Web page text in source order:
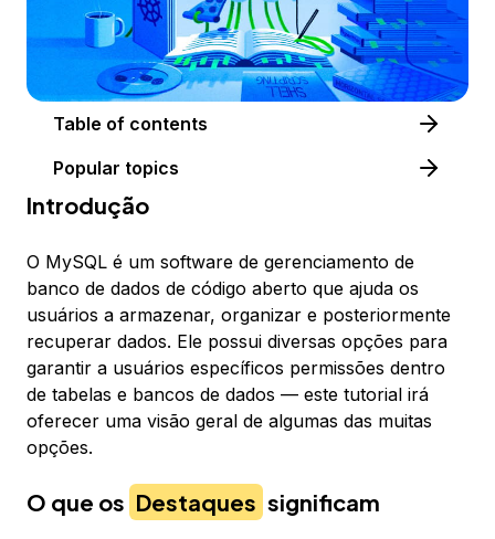
Table of contents
Popular topics
Introdução
O MySQL é um software de gerenciamento de
banco de dados de código aberto que ajuda os
usuários a armazenar, organizar e posteriormente
recuperar dados. Ele possui diversas opções para
garantir a usuários específicos permissões dentro
de tabelas e bancos de dados — este tutorial irá
oferecer uma visão geral de algumas das muitas
opções.
O que os Destaques significam